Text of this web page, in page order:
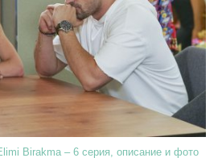
Birakma – 6 серия, описание и фото